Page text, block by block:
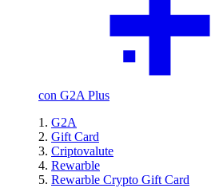
con G2A Plus
G2A
Gift Card
Criptovalute
Rewarble
Rewarble Crypto Gift Card